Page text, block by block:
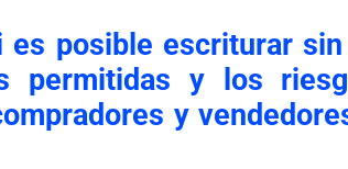
es posible escriturar
permitidas y los
y